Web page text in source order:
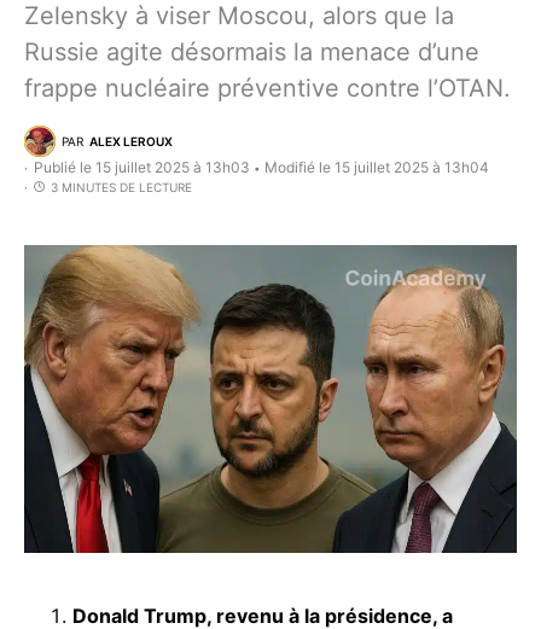
Zelensky à viser Moscou, alors que la
Russie agite désormais la menace d’une
frappe nucléaire préventive contre l’OTAN.
PAR ALEX LEROUX
Publié le 15 juillet 2025 à 13h03 • Modifié le 15 juillet 2025 à 13h04
3 MINUTES DE LECTURE
Donald Trump, revenu à la présidence, a